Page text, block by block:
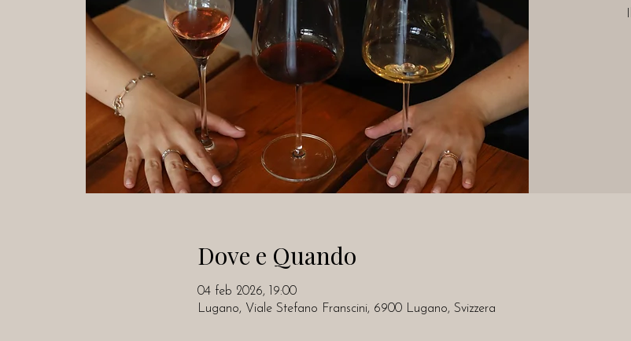
Dove e Quando
04 feb 2026, 19:00
Lugano, Viale Stefano Franscini, 6900 Lugano, Svizzera